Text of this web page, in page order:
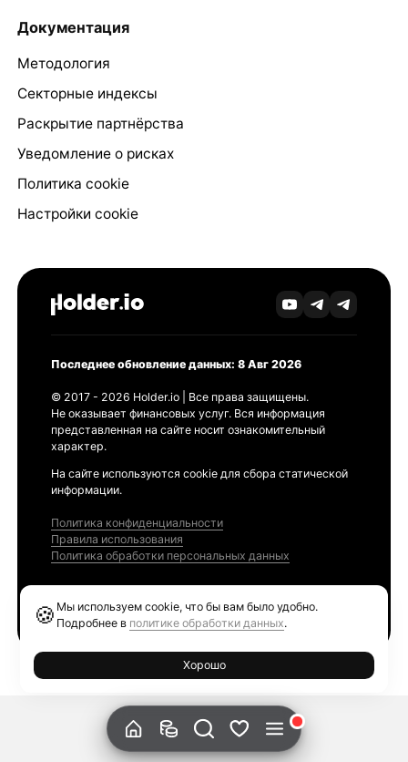
Документация
Методология
Секторные индексы
Раскрытие партнёрства
Уведомление о рисках
Политика cookie
Настройки cookie
Последнее обновление данных: 8 Авг 2026
© 2017 - 2026 Holder.io | Все права защищены.
Не оказывает финансовых услуг. Вся информация
представленная на сайте носит ознакомительный
характер.
На сайте используются cookie для сбора статической
информации.
Политика конфиденциальности
Правила использования
Политика обработки персональных данных
🍪 Мы используем cookie, что бы вам было удобно.
Подробнее в политике обработки данных.
Хорошо
Ethereum GAS Tracker